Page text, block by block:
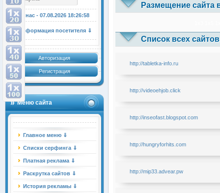
У нас - 07.08.2026 18:26:59
Информация посетителя ⇓
Авторизация
Регистрация
Меню сайта
Главное меню ⇓
Списки серфинга ⇓
Платная реклама ⇓
Раскрутка сайтов ⇓
История рекламы ⇓
Размещение сайта
Список всех
http://tabletka-info.ru
http://videoehjob.click
http://inseofast.blogspot.com
http://hungryforhits.com
http://mip33.advear.pw